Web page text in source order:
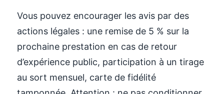
Vous pouvez encourager les avis par des
actions légales : une remise de 5 % sur la
prochaine prestation en cas de retour
d’expérience public, participation à un tirage
au sort mensuel, carte de fidélité